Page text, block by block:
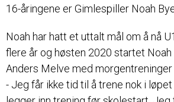
16-åringene er Gimlespiller Noah
Noah har hatt et uttalt mål om å nå
flere år og høsten 2020 startet
Anders Melve med morgentreninger
- Jeg får ikke tid til å trene nok i løpet